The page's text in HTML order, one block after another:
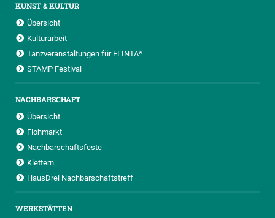
KUNST & KULTUR
Übersicht
Kulturarbeit
Tanzveranstaltungen für FLINTA*
STAMP Festival
NACHBARSCHAFT
Übersicht
Flohmarkt
Nachbarschaftsfeste
Klettern
HausDrei Nachbarschaftstreff
WERKSTÄTTEN